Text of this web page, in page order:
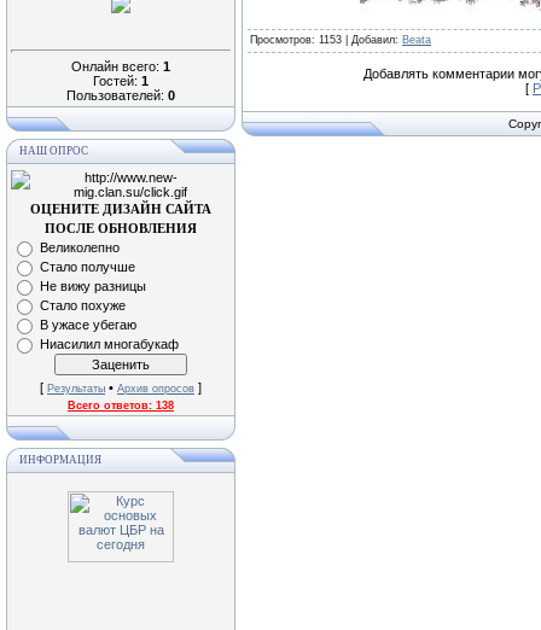
Онлайн всего: 1
Гостей: 1
Пользователей: 0
НАШ ОПРОС
ОЦЕНИТЕ ДИЗАЙН САЙТА
ПОСЛЕ ОБНОВЛЕНИЯ
Великолепно
Стало получше
Не вижу разницы
Стало похуже
В ужасе убегаю
Ниасилил многабукаф
[ Результаты • Архив опросов ]
Всего ответов: 138
ИНФОРМАЦИЯ
Просмотров: 1153 | Добавил: Beata
Добавлять комментарии
[